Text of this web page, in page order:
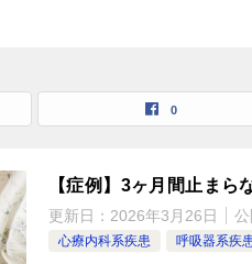
0
【症例】3ヶ月間止まら
更新日： 2026年3月26日 公
心療内科系疾患 呼吸器系疾